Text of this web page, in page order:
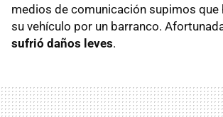
medios de comunicación supimos que
su vehículo por un barranco.
sufrió daños leves.